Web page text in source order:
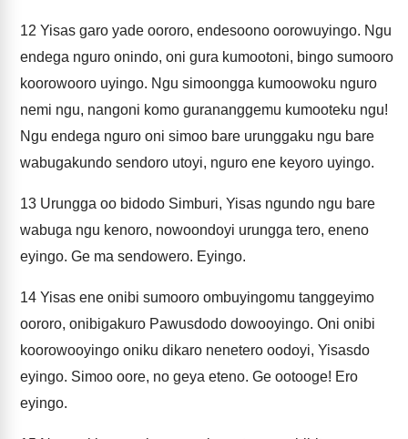
12 Yisas garo yade oororo, endesoono oorowuyingo. Ngu
endega nguro onindo, oni gura kumootoni, bingo sumooro
koorowooro uyingo. Ngu simoongga kumoowoku nguro
nemi ngu, nangoni komo gurananggemu kumooteku ngu!
Ngu endega nguro oni simoo bare urunggaku ngu bare
wabugakundo sendoro utoyi, nguro ene keyoro uyingo.
13 Urungga oo bidodo Simburi, Yisas ngundo ngu bare
wabuga ngu kenoro, nowoondoyi urungga tero, eneno
eyingo. Ge ma sendowero. Eyingo.
14 Yisas ene onibi sumooro ombuyingomu tanggeyimo
oororo, onibigakuro Pawusdodo dowooyingo. Oni onibi
koorowooyingo oniku dikaro nenetero oodoyi, Yisasdo
eyingo. Simoo oore, no geya eteno. Ge ootooge! Ero
eyingo.